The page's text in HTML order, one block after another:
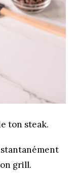
ton steak.
grill.